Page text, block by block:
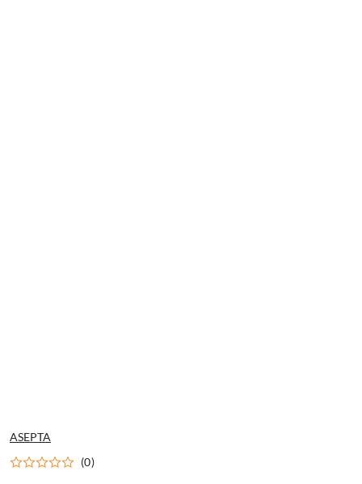
NAZWA
PRODUCENTA:
ASEPTA
(0)